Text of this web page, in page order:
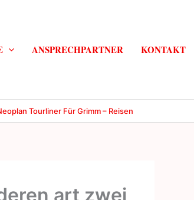
ANSPRECHPARTNER KONTAKT
Tourliner Für Grimm – Reisen
art zwei